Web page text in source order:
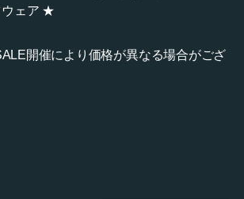
ウェア ★
開催により価格が異なる場合がござ